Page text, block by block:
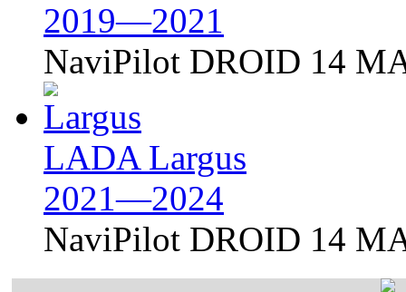
2019—2021
NaviPilot DROID 14
LADA Largus
2021—2024
NaviPilot DROID 14